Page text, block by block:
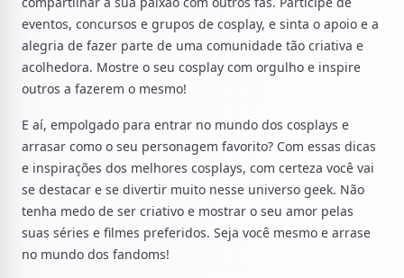
eventos, concursos e grupos de cosplay, e sinta o apoio e a
alegria de fazer parte de uma comunidade tão criativa e
acolhedora. Mostre o seu cosplay com orgulho e inspire
outros a fazerem o mesmo!
E aí, empolgado para entrar no mundo dos cosplays e
arrasar como o seu personagem favorito? Com essas dicas
e inspirações dos melhores cosplays, com certeza você vai
se destacar e se divertir muito nesse universo geek. Não
tenha medo de ser criativo e mostrar o seu amor pelas
suas séries e filmes preferidos. Seja você mesmo e arrase
no mundo dos fandoms!